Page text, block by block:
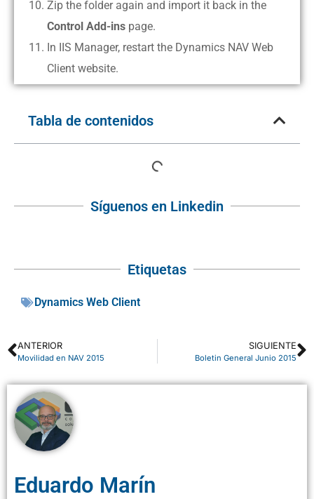
Zip the folder again and import it back in the
Control Add-ins page.
In IIS Manager, restart the Dynamics NAV Web
Client website.
Tabla de contenidos
Síguenos en Linkedin
Etiquetas
Dynamics Web Client
ANTERIOR
Movilidad en NAV 2015
SIGUIENTE
Boletin General Junio 2015
Eduardo Marín